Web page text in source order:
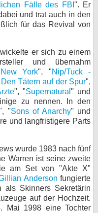
Fälle des FBI ". Er
und trat auch in den
für das Revival von
er sich zu einem
und übernahm
York", "Nip/Tuck -
Tätern auf der Spur",
", "Supernatural" und
zu nennen. In den
"Sons of Anarchy" und
und langfristigere Parts
wurde 1983 nach fünf
Warren ist seine zweite
am Set von "Akte X"
Anderson fungierte
als Skinners Sekretärin
auf der Hochzeit.
Mai 1998 eine Tochter
Einstellungen
Ansicht